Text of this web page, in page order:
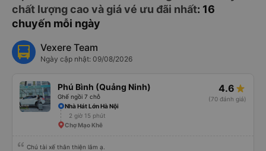
chất lượng cao và giá vé ưu đãi nhất: 16
chuyến mỗi ngày
Vexere Team
Ngày cập nhật: 09/08/2026
Phú Bình (Quảng Ninh)
Ghế ngồi 7 chỗ
4.6
(70 đánh giá)
Nhà Hát Lớn Hà Nội
2 giờ 15 phút
Chợ Mạo Khê
Chú tài xế thân thiện lắm ạ.